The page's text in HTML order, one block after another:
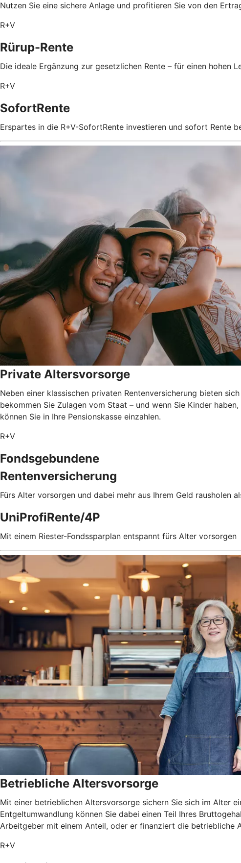
Nutzen Sie eine sichere Anlage und profitieren Sie von den
R+V
Rürup-Rente
Die ideale Ergänzung zur gesetzlichen Rente – für einen hohen
R+V
SofortRente
Erspartes in die R+V-SofortRente investieren und sofort Rente
Private Altersvorsorge
Neben einer klassischen privaten Rentenversicherung bieten
bekommen Sie Zulagen vom Staat – und wenn Sie Kinder
können Sie in Ihre Pensionskasse einzahlen.
R+V
Fondsgebundene
Rentenversicherung
Fürs Alter vorsorgen und dabei mehr aus Ihrem Geld rausholen
UniProfiRente/4P
Mit einem Riester-Fondssparplan entspannt fürs Alter vorsorgen
Betriebliche Altersvorsorge
Mit einer betrieblichen Altersvorsorge sichern Sie sich im Alter
Entgeltumwandlung können Sie dabei einen Teil Ihres
Arbeitgeber mit einem Anteil, oder er finanziert die betriebliche
R+V